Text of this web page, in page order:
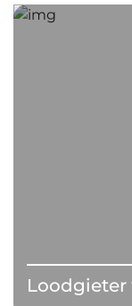
Loodgieter